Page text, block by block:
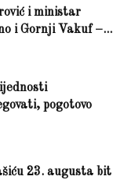
i ministar
i Gornji Vakuf –...
pogotovo
23. augusta bit